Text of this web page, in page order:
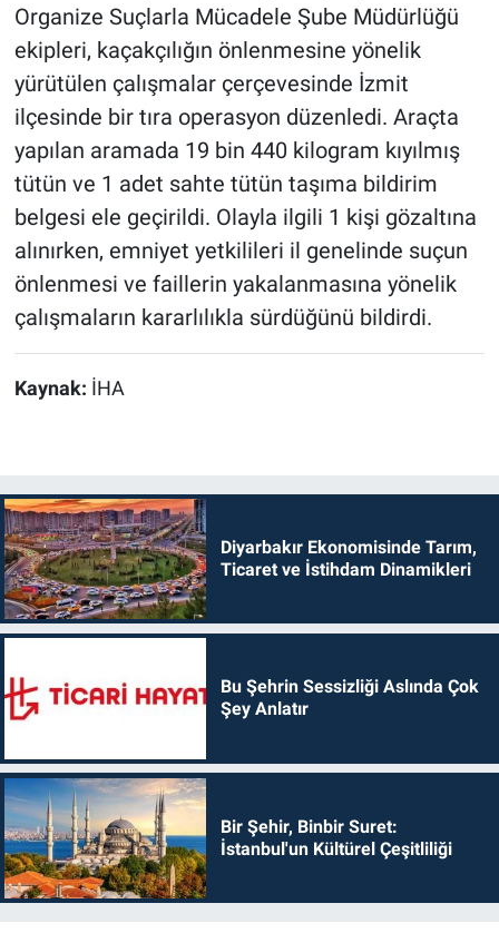
Organize Suçlarla Mücadele Şube Müdürlüğü
ekipleri, kaçakçılığın önlenmesine yönelik
yürütülen çalışmalar çerçevesinde İzmit
ilçesinde bir tıra operasyon düzenledi. Araçta
yapılan aramada 19 bin 440 kilogram kıyılmış
tütün ve 1 adet sahte tütün taşıma bildirim
belgesi ele geçirildi. Olayla ilgili 1 kişi gözaltına
alınırken, emniyet yetkilileri il genelinde suçun
önlenmesi ve faillerin yakalanmasına yönelik
çalışmaların kararlılıkla sürdüğünü bildirdi.
Kaynak: İHA
Diyarbakır Ekonomisinde Tarım,
Ticaret ve İstihdam Dinamikleri
Bu Şehrin Sessizliği Aslında Çok
Şey Anlatır
Bir Şehir, Binbir Suret:
İstanbul'un Kültürel Çeşitliliği